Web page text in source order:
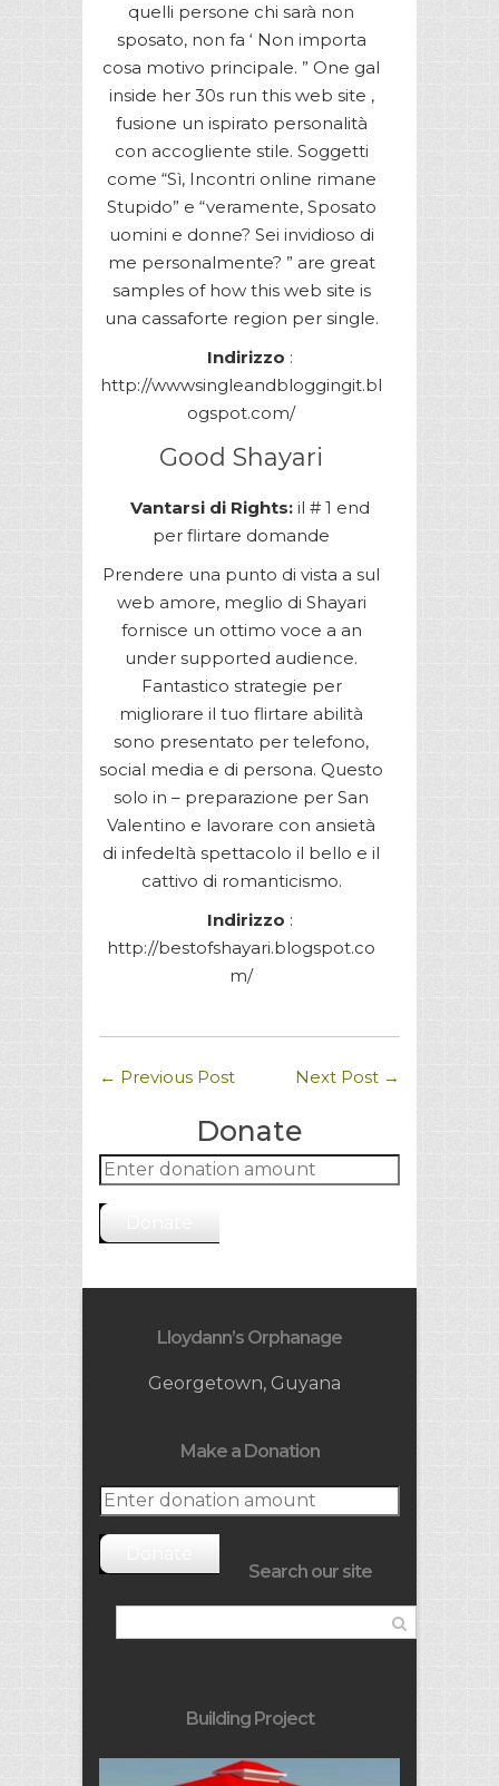
quelli persone chi sarà non
sposato, non fa ‘ Non importa
cosa motivo principale. ” One gal
inside her 30s run this web site ,
fusione un ispirato personalità
con accogliente stile. Soggetti
come “Sì, Incontri online rimane
Stupido” e “veramente, Sposato
uomini e donne? Sei invidioso di
me personalmente? ” are great
samples of how this web site is
una cassaforte region per single.
Indirizzo :
http://wwwsingleandbloggingit.bl
ogspot.com/
Good Shayari
Vantarsi di Rights: il # 1 end
per flirtare domande
Prendere una punto di vista a sul
web amore, meglio di Shayari
fornisce un ottimo voce a an
under supported audience.
Fantastico strategie per
migliorare il tuo flirtare abilità
sono presentato per telefono,
social media e di persona. Questo
solo in – preparazione per San
Valentino e lavorare con ansietà
di infedeltà spettacolo il bello e il
cattivo di romanticismo.
Indirizzo :
http://bestofshayari.blogspot.co
m/
← Previous Post Next Post →
Donate
Lloydann’s Orphanage
Georgetown, Guyana
Make a Donation
Search our site
Building Project